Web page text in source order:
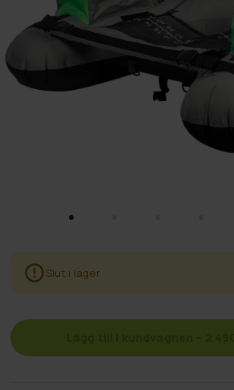
Slut i lager